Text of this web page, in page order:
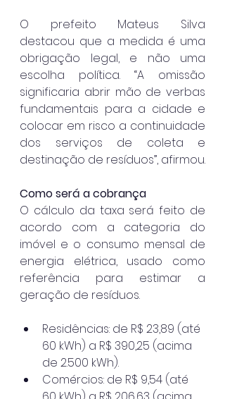
O prefeito Mateus Silva
destacou que a medida é uma
obrigação legal, e não uma
escolha política. “A omissão
significaria abrir mão de verbas
fundamentais para a cidade e
colocar em risco a continuidade
dos serviços de coleta e
destinação de resíduos”, afirmou.
Como será a cobrança
O cálculo da taxa será feito de
acordo com a categoria do
imóvel e o consumo mensal de
energia elétrica, usado como
referência para estimar a
geração de resíduos.
Residências: de R$ 23,89 (até
60 kWh) a R$ 390,25 (acima
de 2.500 kWh).
Comércios: de R$ 9,54 (até